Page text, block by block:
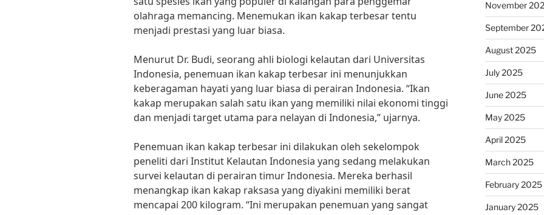
olahraga memancing. Menemukan ikan kakap terbesar tentu
menjadi prestasi yang luar biasa.
Menurut Dr. Budi, seorang ahli biologi kelautan dari Universitas
Indonesia, penemuan ikan kakap terbesar ini menunjukkan
keberagaman hayati yang luar biasa di perairan Indonesia. “Ikan
kakap merupakan salah satu ikan yang memiliki nilai ekonomi tinggi
dan menjadi target utama para nelayan di Indonesia,” ujarnya.
Penemuan ikan kakap terbesar ini dilakukan oleh sekelompok
peneliti dari Institut Kelautan Indonesia yang sedang melakukan
survei kelautan di perairan timur Indonesia. Mereka berhasil
menangkap ikan kakap raksasa yang diyakini memiliki berat
mencapai 200 kilogram. “Ini merupakan penemuan yang sangat
November
September
August 2025
July 2025
June 2025
May 2025
April 2025
March 2025
February 2025
January 2025